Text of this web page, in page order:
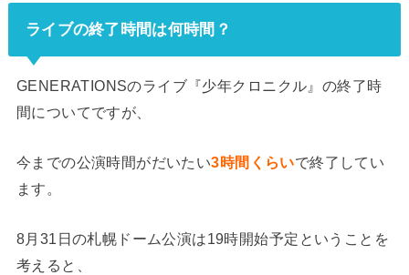
内セキ...
ライブの終了時間は何時間？
GENERATIONSのライブ『少年クロニクル』の終了時
間についてですが、
今までの公演時間がだいたい3時間くらいで終了してい
ます。
8月31日の札幌ドーム公演は19時開始予定ということを
考えると、